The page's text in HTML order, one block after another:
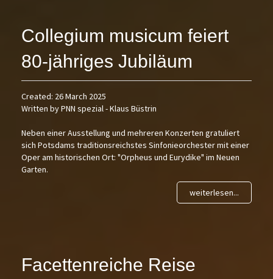
Collegium musicum feiert
80-jähriges Jubiläum
Created: 26 March 2025
Written by PNN spezial - Klaus Büstrin
Neben einer Ausstellung und mehreren Konzerten gratuliert
sich Potsdams traditionsreichstes Sinfonieorchester mit einer
Oper am historischen Ort: "Orpheus und Eurydike" im Neuen
Garten.
weiterlesen...
Facettenreiche Reise